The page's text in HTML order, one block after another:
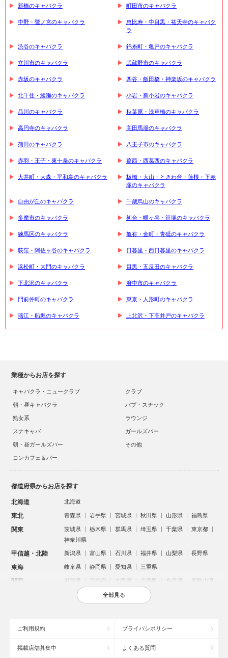
新橋のキャバクラ 町田市のキャバクラ
中野・鷺ノ宮のキャバクラ
恵比寿・中目黒・祐天寺のキャバク
ラ
渋谷のキャバクラ 錦糸町・亀戸のキャバクラ
立川市のキャバクラ 武蔵野市のキャバクラ
赤坂のキャバクラ 四谷・飯田橋・神楽坂のキャバクラ
北千住・綾瀬のキャバクラ 小岩・新小岩のキャバクラ
品川のキャバクラ 秋葉原・浅草橋のキャバクラ
高円寺のキャバクラ 高田馬場のキャバクラ
蒲田のキャバクラ 八王子市のキャバクラ
赤羽・王子・東十条のキャバクラ 葛西・西葛西のキャバクラ
大井町・大森・平和島のキャバクラ
板橋・大山・ときわ台・蓮根・下赤
塚のキャバクラ
自由が丘のキャバクラ 千歳烏山のキャバクラ
多摩市のキャバクラ 初台・幡ヶ谷・笹塚のキャバクラ
練馬区のキャバクラ 亀有・金町・青砥のキャバクラ
荻窪・阿佐ヶ谷のキャバクラ 日暮里・西日暮里のキャバクラ
浜松町・大門のキャバクラ 目黒・五反田のキャバクラ
下北沢のキャバクラ 府中市のキャバクラ
門前仲町のキャバクラ 東京・人形町のキャバクラ
瑞江・船堀のキャバクラ 上北沢・下高井戸のキャバクラ
業種からお店を探す
キャバクラ・ニュークラブ
クラブ
朝・昼キャバクラ
パブ・スナック
熟女系
ラウンジ
スナキャバ
ガールズバー
朝・昼ガールズバー
その他
コンカフェ＆バー
都道府県からお店を探す
北海道 北海道
東北 青森県 岩手県 宮城県 秋田県 山形県 福島県
関東 茨城県 栃木県 群馬県 埼玉県 千葉県
東京都
神奈川県
甲信越・北陸 新潟県 富山県 石川県 福井県 山梨県 長野県
東海 岐阜県 静岡県 愛知県 三重県
関西 滋賀県 京都府 大阪府 兵庫県 奈良県 和歌山県
鳥取県 島根県 岡山県 広島県
沖縄県
全部見る
ご利用規約 プライバシポリシー
掲載店舗募集中 よくある質問